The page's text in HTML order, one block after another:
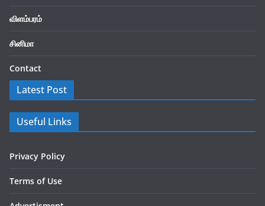
விளம்பரம்
சினிமா
Contact
Latest Post
Useful Links
Privacy Policy
Terms of Use